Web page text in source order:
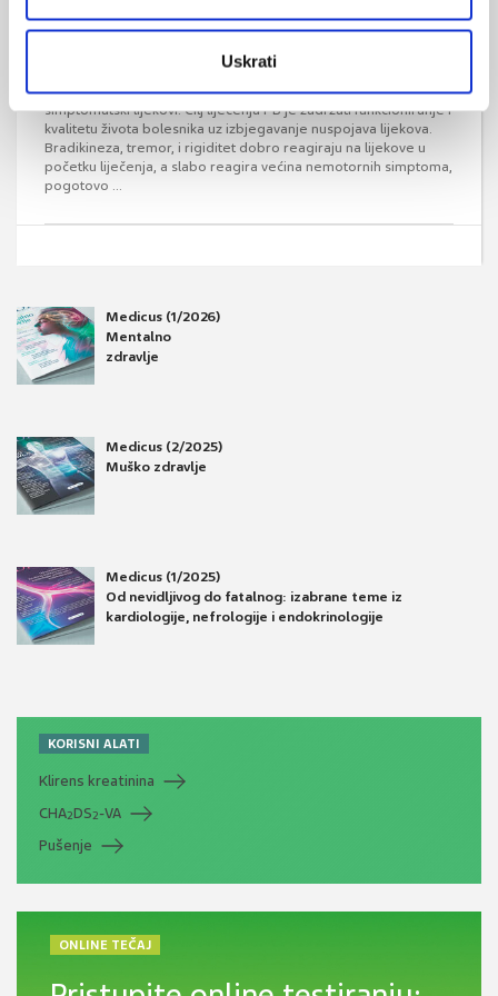
Uskrati
Iako ne postoji kauzalno liječenje, Parkinsonova bolest (PB) je
jedina neurodegenerativna bolest za koju postoje učinkoviti
simptomatski lijekovi. Cilj liječenja PB je zadržati funkcioniranje i
kvalitetu života bolesnika uz izbjegavanje nuspojava lijekova.
Bradikineza, tremor, i rigiditet dobro reagiraju na lijekove u
početku liječenja, a slabo reagira većina nemotornih simptoma,
pogotovo ...
Medicus (1/2026)
Mentalno
zdravlje
Medicus (2/2025)
Muško zdravlje
Medicus (1/2025)
Od nevidljivog do fatalnog: izabrane teme iz
kardiologije, nefrologije i endokrinologije
KORISNI ALATI
Klirens kreatinina
CHA2DS2-VA
Pušenje
ONLINE TEČAJ